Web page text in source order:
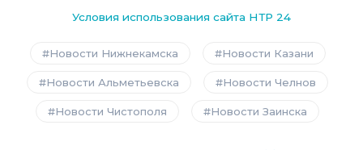
Условия использования сайта НТР 24
Новости Нижнекамска Новости Казани
Новости Альметьевска Новости Челнов
Новости Чистополя Новости Заинска